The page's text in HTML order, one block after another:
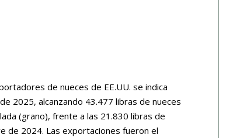
de nueces de EE.UU. se indica
2025, alcanzando 43.477 libras de nueces
(grano), frente a las 21.830 libras de
de 2024. Las exportaciones fueron el